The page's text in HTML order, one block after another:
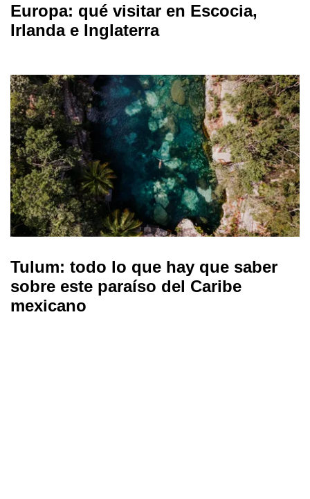
Europa: qué visitar en Escocia,
Irlanda e Inglaterra
Tulum: todo lo que hay que saber
sobre este paraíso del Caribe
mexicano